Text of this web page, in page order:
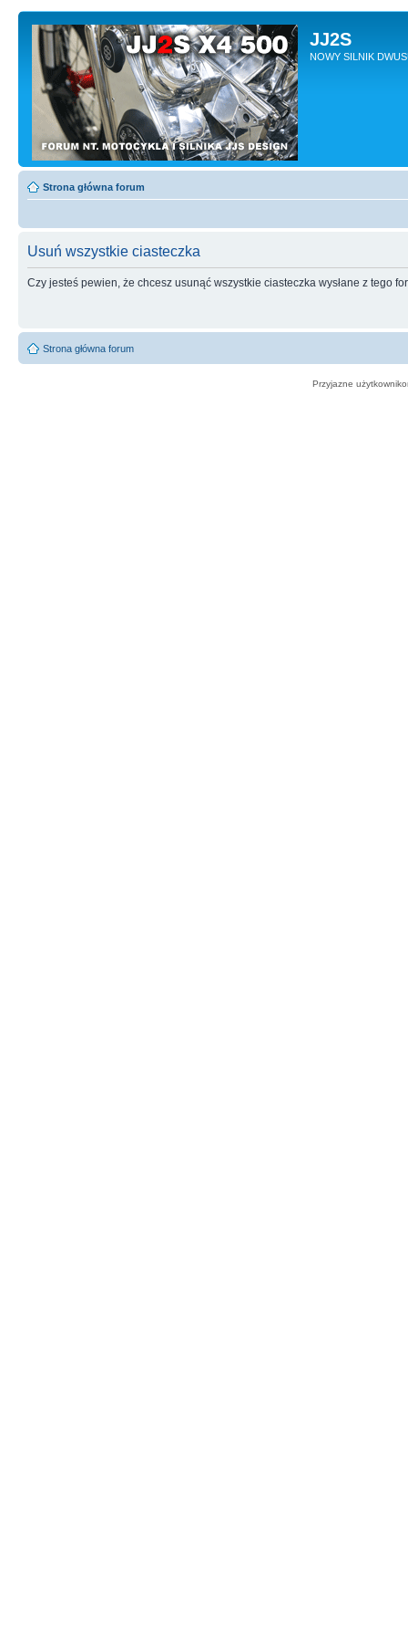
JJ2S
NOWY SILNIK
Strona główna forum
Usuń wszystkie ciasteczka
Czy jesteś pewien, że chcesz usunąć wszystkie ciasteczka wysłane z tego
Strona główna forum
Przyjazne